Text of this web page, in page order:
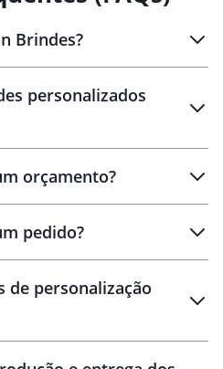
Brindes?
personalizados
personalizados
orçamento?
brinde
pedido?
de personalização